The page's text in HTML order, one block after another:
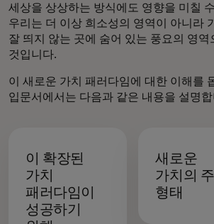
세상을 상상하는 방식에도 영향을 미칠
우리는 더 이상 희소성의 영역이 아니라
잘 띄지 않는 곳에 숨어 있는 풍요의 영역
것입니다.
이 새로운 가치 패러다임에 대한 이해를
입문서에서는 다음과 같은 내용을 설명
이 확장된
가치
패러다임이
성공하기
새로운
가치의
형태